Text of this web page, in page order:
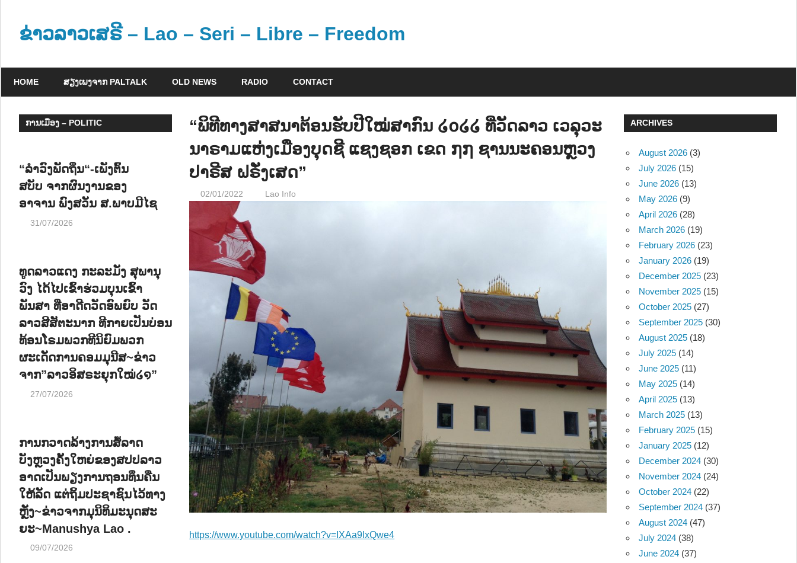
contentຂ່າວລາວເສຣີ – Lao – Seri – Libre – Freedom
ວ
ະ
ມູ
ນ
ນ
HOME ສຽງເພງຈາກ PALTALK OLD NEWS RADIO CONTACT
“ພິທີທາງສາສນາຕ້ອນຮັບປີໃໝ່ສາກົນ ໒໐໒໒ ທີ່ວັດລາວ ເວລຸວະ
ນາຣາມແຫ່ງເມືອງບຸດຊີ ແຊງຊອກ ເຂດ ໗໗ ຊານນະຄອນຫຼວງ
ປາຣີສ ຝຣັ່ງເສດ”
02/01/2022 Lao Info
https://www.youtube.com/watch?v=IXAa9IxQwe4
ການເມືອງ – POLITIC
“ລຳວົງພັດຖິ່ນ“-ເພັງຕົ້ນ
ສບັບ ຈາກຜົນງານຂອງ
ອາຈານ ພົງສວັນ ສ.ພາບມີໄຊ
31/07/2026
ທູດລາວແດງ ກະລະມັງ ສຸພານຸ
ວົງ ໄດ້ໄປເຂົ້າຮ່ວມບຸນເຂົ້າ
ພັນສາ ທີ່ອາດີດວັດອົພຍົບ ວັດ
ລາວສີສັຕະນາກ ທີກາຍເປັນບ່ອນ
ທ້ອນໂຣມພວກທີນິຍົມພວກ
ຜະເດັດການຄອມມຸນີສ~ຂ່າວ
ຈາກ”ລາວອິສຣະຍຸກໃໝ່໒໑”
27/07/2026
ການກວາດລ້າງການສໍ້ລາດ
ບັງຫຼວງຄັ້ງໃຫຍ່ຂອງສປປລາວ
ອາດເປັນພຽງການຖອນທຶນຄືນ
ໃຫ້ລັດ ແຕ່ຖິ້ມປະຊາຊົນໄວ້ທາງ
ຫຼັງ~ຂ່າວຈາກມຸນິທິມະນຸດສະ
ຍະ~Manushya Lao .
09/07/2026
ARCHIVES
August 2026 (3)
July 2026 (15)
June 2026 (13)
May 2026 (9)
April 2026 (28)
March 2026 (19)
February 2026 (23)
January 2026 (19)
December 2025 (23)
November 2025 (15)
October 2025 (27)
September 2025 (30)
August 2025 (18)
July 2025 (14)
June 2025 (11)
May 2025 (14)
April 2025 (13)
March 2025 (13)
February 2025 (15)
January 2025 (12)
December 2024 (30)
November 2024 (24)
October 2024 (22)
September 2024 (37)
August 2024 (47)
July 2024 (38)
June 2024 (37)